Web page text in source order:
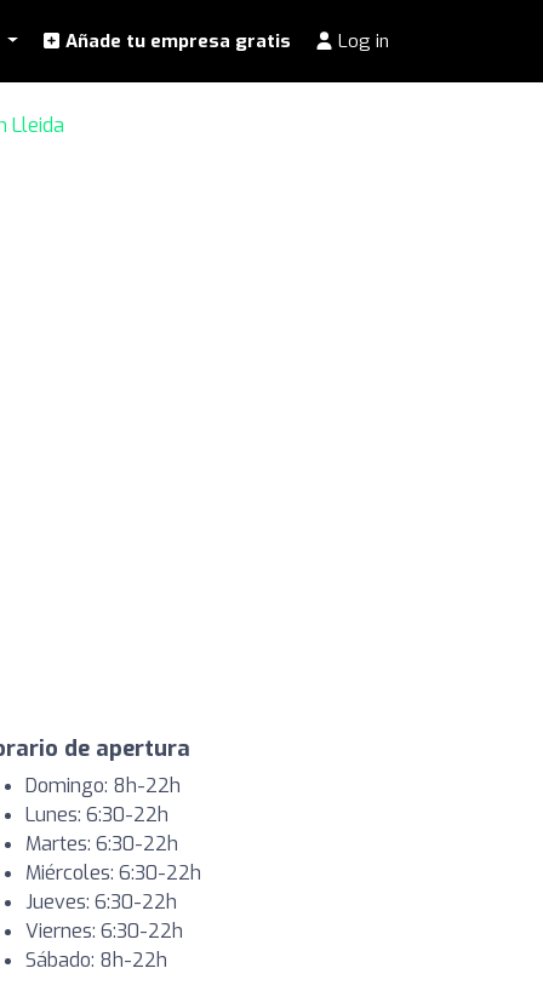
Añade tu empresa gratis Log in
Lleida
de apertura
Domingo: 8h-22h
Lunes: 6:30-22h
Martes: 6:30-22h
Miércoles: 6:30-22h
Jueves: 6:30-22h
Viernes: 6:30-22h
Sábado: 8h-22h